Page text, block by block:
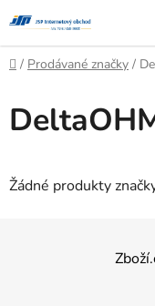
na
obsah
Domů
/ Prodávané značky /
Žádné produkty